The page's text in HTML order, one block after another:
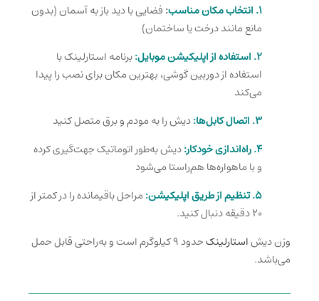
۱. انتخاب مکان مناسب: فضایی با دید باز به آسمان (بدون
مانع مانند درخت یا ساختمان)
۲. استفاده از اپلیکیشن موبایل:برنامه استارلینک با
استفاده از دوربین گوشی، بهترین مکان برای نصب را پیدا
می‌کند
۳. اتصال کابل‌ها:دیش را به مودم و برق متصل کنید
۴. راه‌اندازی خودکار:دیش به‌طور اتوماتیک جهت‌گیری کرده
و با ماهواره‌ها هم‌راستا می‌شود
۵. تنظیم از طریق اپلیکیشن: مراحل باقیمانده را در کمتر از
۲۰ دقیقه دنبال کنید.
وزن دیشاستارلینک
حدود ۹ کیلوگرم است و به‌راحتی قابل حمل
می‌باشد.